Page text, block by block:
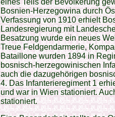
eines Teils der Bevölkerung
Bosnien-Herzegowina durch
Verfassung von 1910 erhielt
Landesregierung mit
Besatzung wurde ein neues
Treue Feldgendarmerie,
Bataillone wurden 1894 in
bosnisch-herzegowinischen
auch die dazugehörigen
4. Das Infanterieregiment 1
und war in Wien stationiert.
stationiert.